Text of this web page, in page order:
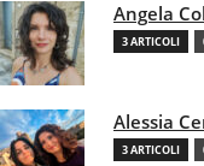
Angela
3 ARTICOLI
Alessia
3 ARTICOLI